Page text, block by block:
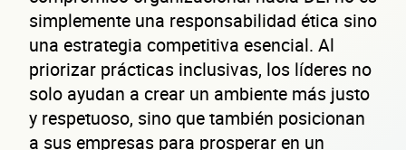
simplemente una responsabilidad ética sino
una estrategia competitiva esencial. Al
priorizar prácticas inclusivas, los líderes no
solo ayudan a crear un ambiente más justo
y respetuoso, sino que también posicionan
a sus empresas para prosperar en un
Sitio electrónico
Razón social
RFC de la empresa